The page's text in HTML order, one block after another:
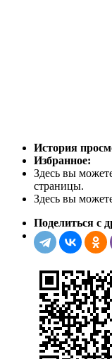
История
Избранное:
Здесь вы
страницы.
Здесь вы
Поделиться с